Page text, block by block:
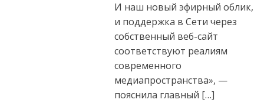
И наш новый эфирный облик,
и поддержка в Сети через
собственный веб-сайт
соответствуют реалиям
современного
медиапространства», —
пояснила главный […]